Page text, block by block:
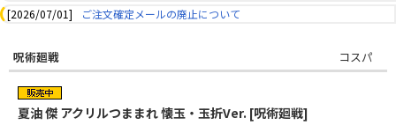
[2026/07/01]
ご注文確定メールの廃止について
呪術廻戦 コスパ
夏油 傑 アクリルつままれ 懐玉・玉折Ver. [呪術廻戦]